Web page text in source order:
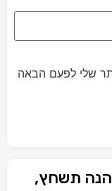
שלי לפעם הבאה
הנה תשחץ,